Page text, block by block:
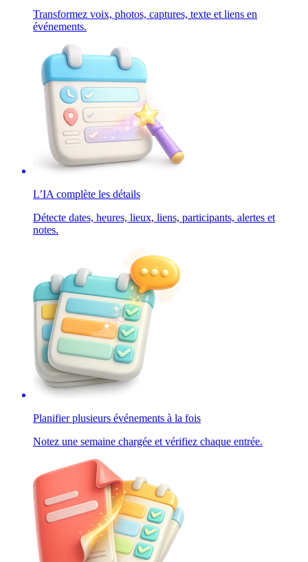
Transformez voix, photos, captures, texte et liens en
événements.
L’IA complète les détails
Détecte dates, heures, lieux, liens, participants, alertes et
notes.
Planifier plusieurs événements à la fois
Notez une semaine chargée et vérifiez chaque entrée.